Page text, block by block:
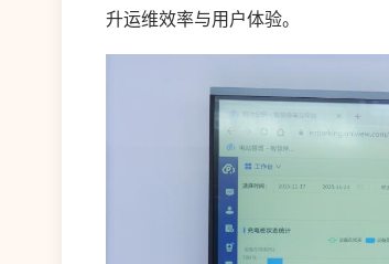
升运维效率与用户体验。